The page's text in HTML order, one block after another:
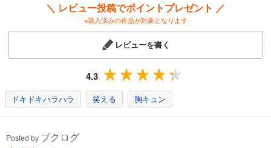
＼ レビュー投稿でポイントプレゼント ／
※購入済みの作品が対象となります
レビューを書く
4.3
ドキドキハラハラ 笑える 胸キュン
Posted by ブクログ